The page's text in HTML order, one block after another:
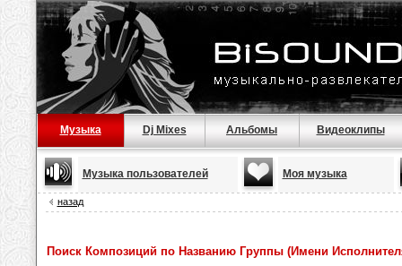
Музыка Dj Mixes Альбомы Видеоклипы
Музыка пользователей Моя музыка
назад
Поиск Композиций по Названию Группы (Имени